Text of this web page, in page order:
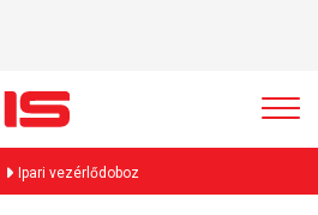
Ipari vezérlődoboz